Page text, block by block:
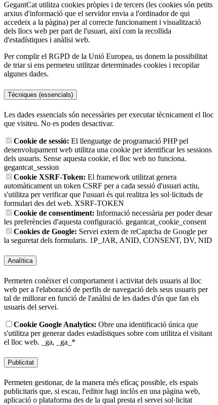
GegantCat utilitza cookies pròpies i de tercers (les cookies són petits
arxius d'informació que el servidor envia a l'ordinador de qui
accedeix a la pàgina) per al correcte funcionament i visualització
dels llocs web per part de l'usuari, així com la recollida
d'estadístiques i anàlisi web.
Per complir el RGPD de la Unió Europea, us donem la possibilitat
de triar si ens permeteu utilitzar determinades cookies i recopilar
algunes dades.
Tècniques (essencials)
Les dades essencials són necessàries per executar tècnicament el lloc
que visiteu. No es poden desactivar.
Cookie de sessió: El llenguatge de programació PHP pel
desenvolupament web utilitza una cookie per identificar les sessions
dels usuaris. Sense aquesta cookie, el lloc web no funciona.
gegantcat_session
Cookie XSRF-Token: El framework utilitzat genera
automàticament un token CSRF per a cada sessió d'usuari actiu,
s'utilitza per verificar que l'usuari és qui realitza les sol·licituds de
formulari des del web. XSRF-TOKEN
Cookie de consentiment: Informació necessària per poder desar
les preferències d'aquesta configuració. gegantcat_cookie_consent
Cookies de Google: Servei extern de reCaptcha de Google per
la seguretat dels formularis. 1P_JAR, ANID, CONSENT, DV, NID
Analítica
Permeten conèixer el comportament i activitat dels usuaris al lloc
web per a l'elaboració de perfils de navegació dels seus usuaris per
tal de millorar en funció de l'anàlisi de les dades d'ús que fan els
usuaris del servei.
Cookie Google Analytics: Obre una identificació única que
s'utilitza per generar dades estadístiques sobre com utilitza el visitant
el lloc web.
_ga, _ga_*
Publicitat
Permeten gestionar, de la manera més eficaç possible, els espais
publicitaris que, si escau, l'editor hagi inclòs en una pàgina web,
aplicació o plataforma des de la qual presta el servei sol·licitat